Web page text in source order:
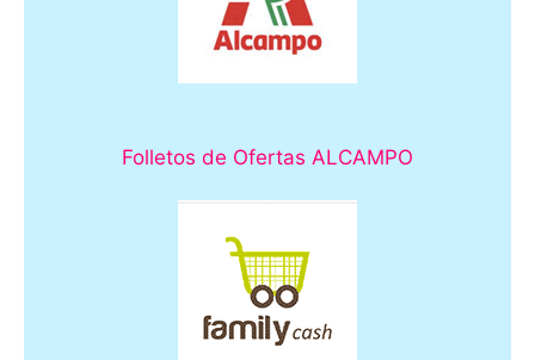
Folletos de Ofertas ALCAMPO